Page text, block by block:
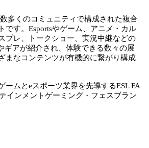
多くのコミュニティで構成された複合
です。Esportsやゲーム、アニメ・カル
プレ、トークショー、実況中継などの
ギアが紹介され、体験できる数々の展
まなコンテンツが有機的に繋がり構成
ームとeスポーツ業界を先導するESL FA
インメントゲーミング・フェスブラン